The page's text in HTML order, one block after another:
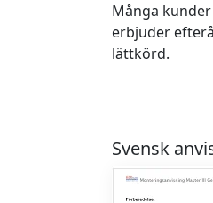
Många
erbjuder
lättkörd.
Svensk